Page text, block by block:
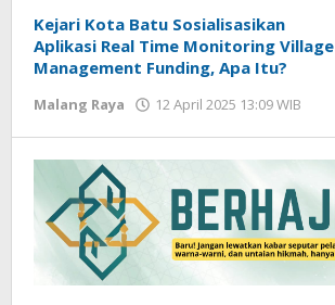
Kejari Kota Batu Sosialisasikan
Aplikasi Real Time Monitoring Village
Management Funding, Apa Itu?
Malang Raya 12 April 2025 13:09 WIB